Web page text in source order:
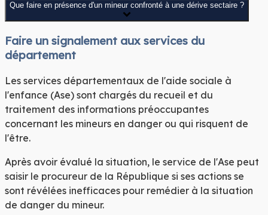
Que faire en présence d'un mineur confronté à une dérive sectaire ?
Faire un signalement aux services du
département
Les services départementaux de l'aide sociale à
l'enfance (Ase) sont chargés du recueil et du
traitement des informations préoccupantes
concernant les mineurs en danger ou qui risquent de
l'être.
Après avoir évalué la situation, le service de l'Ase peut
saisir le procureur de la République si ses actions se
sont révélées inefficaces pour remédier à la situation
de danger du mineur.